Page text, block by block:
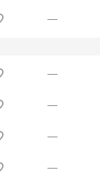
—
—
—
—
—